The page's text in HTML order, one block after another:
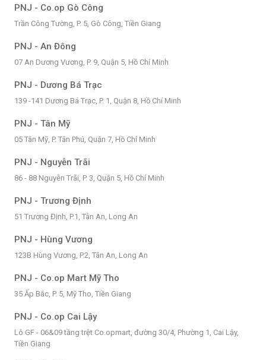
PNJ - Co.op Gò Công
Trần Công Tường, P. 5, Gò Công, Tiền Giang
PNJ - An Đông
07 An Dương Vương, P. 9, Quận 5, Hồ Chí Minh
PNJ - Dương Bá Trạc
139 -141 Dương Bá Trạc, P. 1, Quận 8, Hồ Chí Minh
PNJ - Tân Mỹ
05 Tân Mỹ, P. Tân Phú, Quận 7, Hồ Chí Minh
PNJ - Nguyễn Trãi
86 - 88 Nguyễn Trãi, P. 3, Quận 5, Hồ Chí Minh
PNJ - Trương Định
51 Trương Định, P.1, Tân An, Long An
PNJ - Hùng Vương
123B Hùng Vương, P.2, Tân An, Long An
PNJ - Co.op Mart Mỹ Tho
35 Ấp Bắc, P. 5, Mỹ Tho, Tiền Giang
PNJ - Co.op Cai Lậy
Lô GF - 06&09 tầng trệt Co.opmart, đường 30/4, Phường 1, Cai Lậy,
Tiền Giang